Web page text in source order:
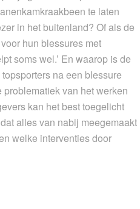
te laten
in het buitenland? Of als de
hun blessures met
soms wel.’ En waarop is de
na een blessure
van het werken
kan het best toegelicht
alles van nabij meegemaakt
welke interventies door